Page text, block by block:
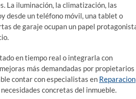
La iluminación, la climatización, las
desde un teléfono móvil, una tablet o
de garaje ocupan un papel
en tiempo real o integrarla con
más demandadas por propietarios
contar con especialistas en Reparacion
concretas del inmueble.